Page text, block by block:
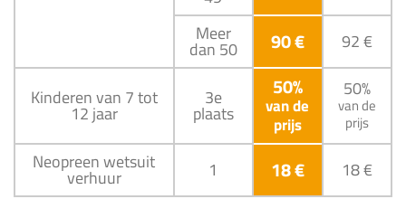
Meer
dan 50 90 € 92 €
Kinderen van 7 tot
12 jaar
3e
plaats
50%
van de
prijs
50%
van de
prijs
Neopreen wetsuit
verhuur 1 18 € 18 €